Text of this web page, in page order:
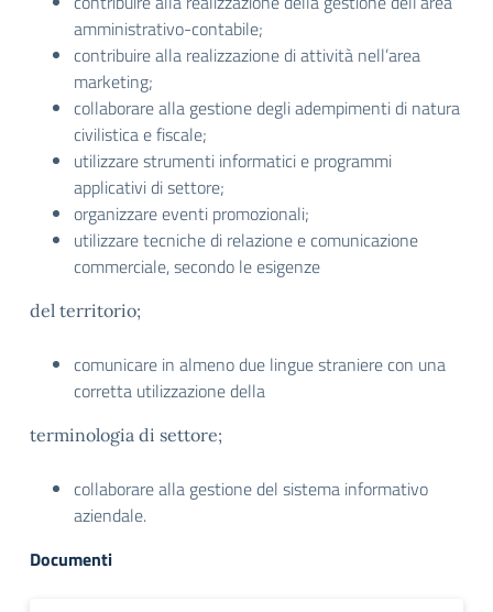
amministrativo-contabile;
contribuire alla realizzazione di attività nell’area
marketing;
collaborare alla gestione degli adempimenti di natura
civilistica e fiscale;
utilizzare strumenti informatici e programmi
applicativi di settore;
organizzare eventi promozionali;
utilizzare tecniche di relazione e comunicazione
commerciale, secondo le esigenze
del territorio;
comunicare in almeno due lingue straniere con una
corretta utilizzazione della
terminologia di settore;
collaborare alla gestione del sistema informativo
aziendale.
Documenti